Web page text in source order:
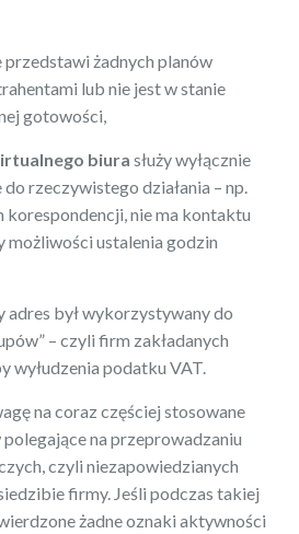
żadnych planów
lub nie jest w stanie
gotowości,
biura służy wyłącznie
rzeczywistego działania – np.
korespondencji, nie ma kontaktu
możliwości ustalenia godzin
adres był wykorzystywany do
– czyli firm zakładanych
wyłudzenia podatku VAT.
na coraz częściej stosowane
na przeprowadzaniu
czyli niezapowiedzianych
firmy. Jeśli podczas takiej
żadne oznaki aktywności